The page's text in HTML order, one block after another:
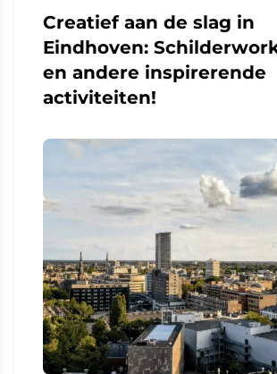
Creatief aan de slag in
Eindhoven:
en andere inspirerende
activiteiten!